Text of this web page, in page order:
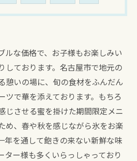
ルな価格で、お子様もお楽しみい
しております。名古屋市で地元の
憩いの場に、旬の食材をふんだん
ツで華を添えております。もちろ
じさせる蜜を掛けた期間限定メニ
め、春や秋を感じながら氷をお楽
年を通して飽きの来ない新鮮な味
ター様も多くいらっしゃっており